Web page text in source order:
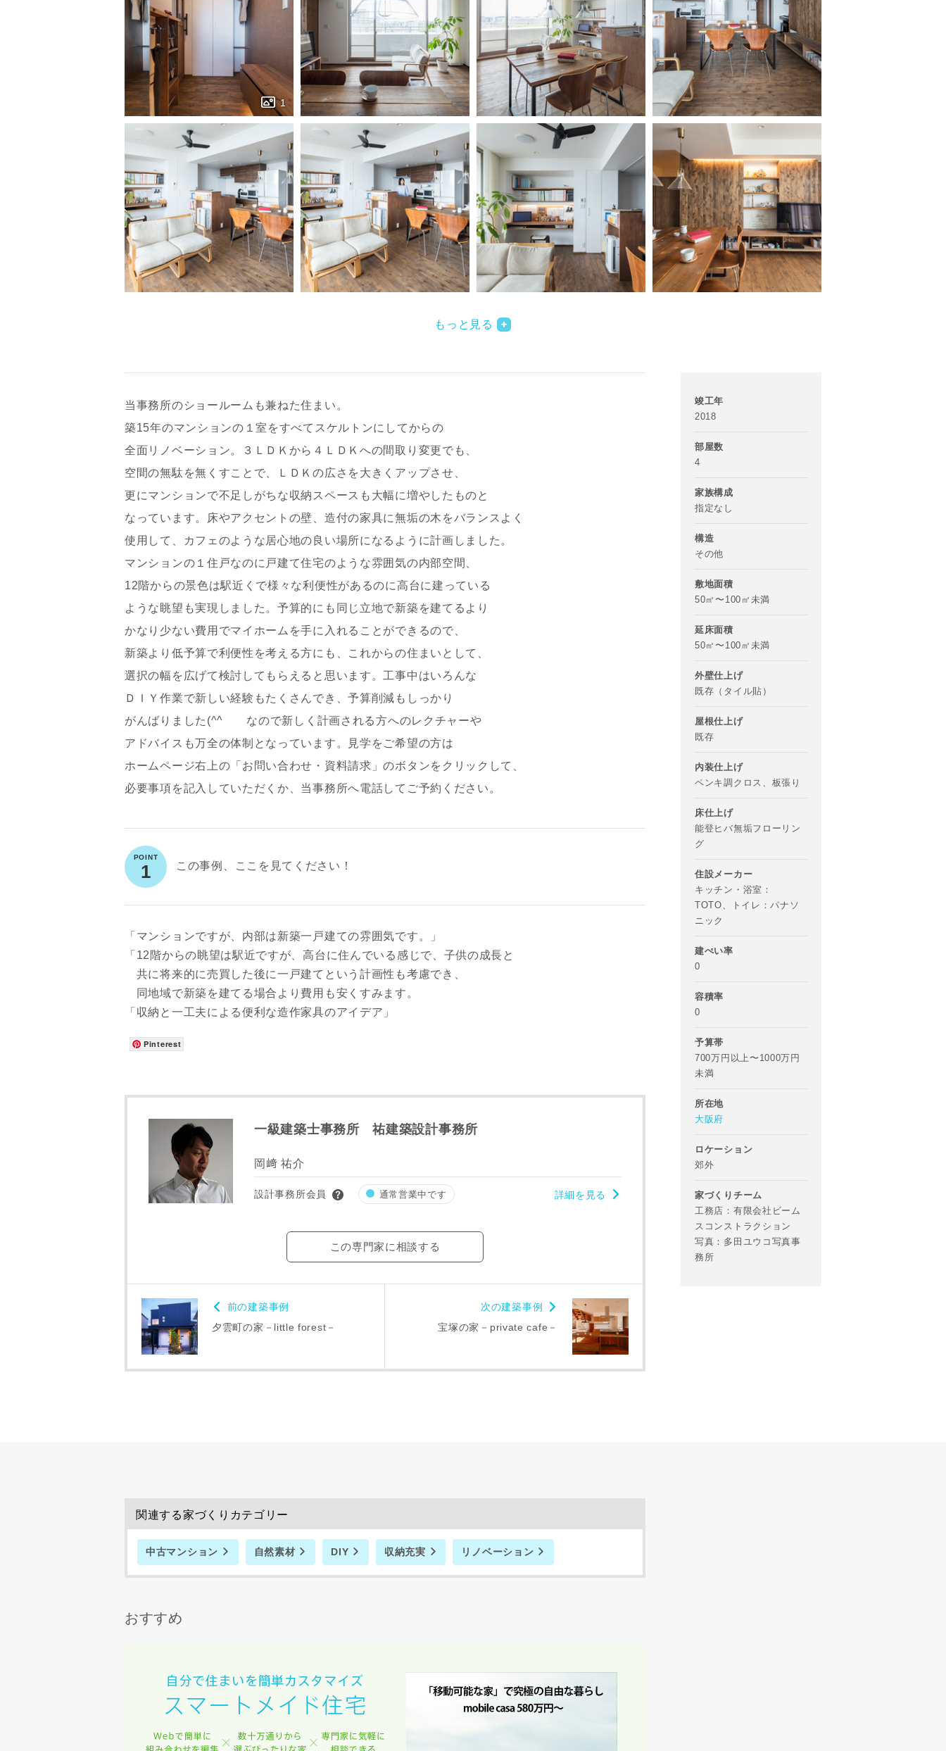
もっと見る
当事務所のショールームも兼ねた住まい。
築15年のマンションの１室をすべてスケルトンにしてからの
全面リノベーション。３ＬＤＫから４ＬＤＫへの間取り変更でも、
空間の無駄を無くすことで、ＬＤＫの広さを大きくアップさせ、
更にマンションで不足しがちな収納スペースも大幅に増やしたものと
なっています。床やアクセントの壁、造付の家具に無垢の木をバランスよく
使用して、カフェのような居心地の良い場所になるように計画しました。
マンションの１住戸なのに戸建て住宅のような雰囲気の内部空間、
12階からの景色は駅近くで様々な利便性があるのに高台に建っている
ような眺望も実現しました。予算的にも同じ立地で新築を建てるより
かなり少ない費用でマイホームを手に入れることができるので、
新築より低予算で利便性を考える方にも、これからの住まいとして、
選択の幅を広げて検討してもらえると思います。工事中はいろんな
ＤＩＹ作業で新しい経験もたくさんでき、予算削減もしっかり
がんばりました(^^ゞ なので新しく計画される方へのレクチャーや
アドバイスも万全の体制となっています。見学をご希望の方は
ホームページ右上の「お問い合わせ・資料請求」のボタンをクリックして、
必要事項を記入していただくか、当事務所へ電話してご予約ください。
1 この事例、ここを見てください！
「マンションですが、内部は新築一戸建ての雰囲気です。」
「12階からの眺望は駅近ですが、高台に住んでいる感じで、子供の成長と
共に将来的に売買した後に一戸建てという計画性も考慮でき、
同地域で新築を建てる場合より費用も安くすみます。
「収納と一工夫による便利な造作家具のアイデア」
Pinterest
一級建築士事務所 祐建築設計事務所
岡﨑 祐介
設計事務所会員 通常営業中です 詳細を見る
この専門家に相談する
前の建築事例
夕雲町の家－little forest－
次の建築事例
宝塚の家－private cafe－
竣工年
2018
部屋数
4
家族構成
指定なし
構造
その他
敷地面積
50㎡〜100㎡未満
延床面積
50㎡〜100㎡未満
外壁仕上げ
既存（タイル貼）
屋根仕上げ
既存
内装仕上げ
ペンキ調クロス、板張り
床仕上げ
能登ヒバ無垢フローリン
グ
住設メーカー
キッチン・浴室：
TOTO、トイレ：パナソ
ニック
建ぺい率
0
容積率
0
予算帯
700万円以上〜1000万円
未満
所在地
大阪府
ロケーション
郊外
家づくりチーム
工務店：有限会社ビーム
スコンストラクション
写真：多田ユウコ写真事
務所
関連する家づくりカテゴリー
中古マンション 自然素材 DIY 収納充実 リノベーション
おすすめ